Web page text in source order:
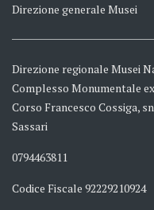
Direzione generale Musei
Direzione regionale Musei
Complesso Monumentale
Corso Francesco Cossiga,
Sassari
0794463811
Codice Fiscale 92229210924